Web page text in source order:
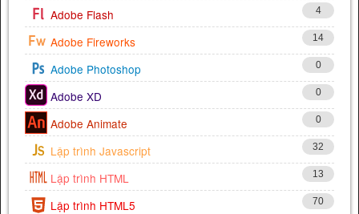
Adobe Flash 4
Adobe Fireworks 14
Adobe Photoshop 0
Adobe XD 0
Adobe Animate 0
Lập trình Javascript 32
Lập trình HTML 13
Lập trình HTML5 70